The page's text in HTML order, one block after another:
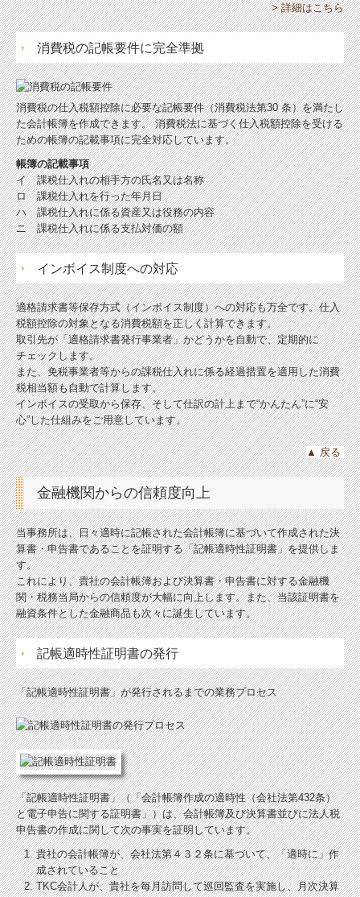
> 詳細はこちら
消費税の記帳要件に完全準拠
消費税の仕入税額控除に必要な記帳要件（消費税法第30 条）を満たし
た会計帳簿を作成できます。 消費税法に基づく仕入税額控除を受ける
ための帳簿の記載事項に完全対応しています。
帳簿の記載事項
イ 課税仕入れの相手方の氏名又は名称
ロ 課税仕入れを行った年月日
ハ 課税仕入れに係る資産又は役務の内容
ニ 課税仕入れに係る支払対価の額
インボイス制度への対応
適格請求書等保存方式（インボイス制度）への対応も万全です。仕入
税額控除の対象となる消費税額を正しく計算できます。
取引先が「適格請求書発行事業者」かどうかを自動で、定期的に
チェックします。
また、免税事業者等からの課税仕入れに係る経過措置を適用した消費
税相当額も自動で計算します。
インボイスの受取から保存、そして仕訳の計上まで“かんたん”に“安
心”した仕組みをご用意しています。
▲ 戻る
金融機関からの信頼度向上
当事務所は、日々適時に記帳された会計帳簿に基づいて作成された決
算書・申告書であることを証明する「記帳適時性証明書」を提供しま
す。
これにより、貴社の会計帳簿および決算書・申告書に対する金融機
関・税務当局からの信頼度が大幅に向上します。また、当該証明書を
融資条件とした金融商品も次々に誕生しています。
記帳適時性証明書の発行
「記帳適時性証明書」が発行されるまでの業務プロセス
「記帳適時性証明書」（「会計帳簿作成の適時性（会社法第432条）
と電子申告に関する証明書」）は、会計帳簿及び決算書並びに法人税
申告書の作成に関して次の事実を証明しています。
貴社の会計帳簿が、会社法第４３２条に基づいて、「適時に」作
成されていること
TKC会計人が、貴社を毎月訪問して巡回監査を実施し、月次決算